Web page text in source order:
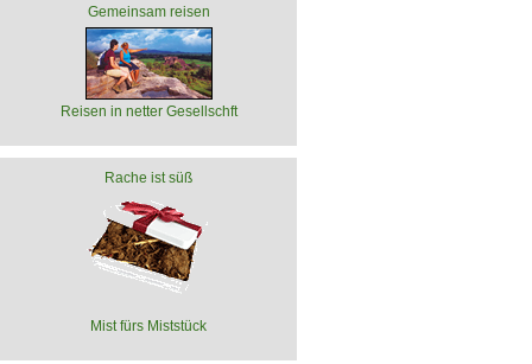
Gemeinsam reisen
Reisen in netter Gesellschft
Rache ist süß
Mist fürs Miststück